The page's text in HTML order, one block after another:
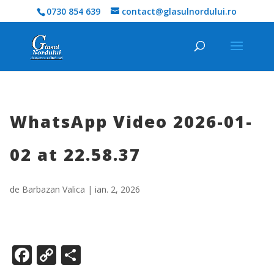
0730 854 639 contact@glasulnordului.ro
WhatsApp Video 2026-01-
02 at 22.58.37
de Barbazan Valica | ian. 2, 2026
F C P